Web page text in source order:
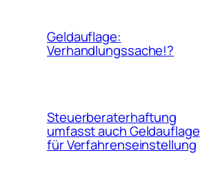
Geldauflage:
Verhandlungssache!?
Steuerberaterhaftung
umfasst auch Geldauflage
für Verfahrenseinstellung